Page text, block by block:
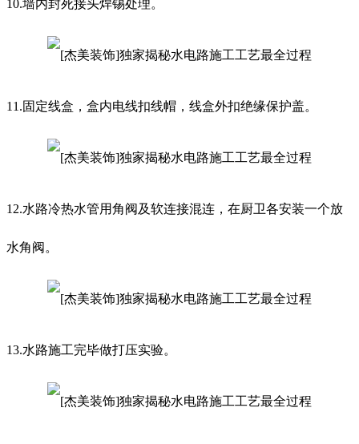
10.墙内封死接头焊锡处理。
11.固定线盒，盒内电线扣线帽，线盒外扣绝缘保护盖。
12.水路冷热水管用角阀及软连接混连，在厨卫各安装一个放
水角阀。
13.水路施工完毕做打压实验。